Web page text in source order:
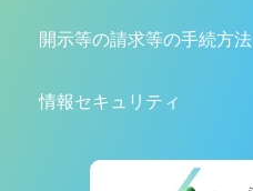
開示等の請求等の手続方法
情報セキュリティ